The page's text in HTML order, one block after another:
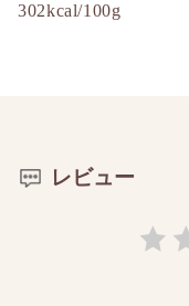
302kcal/100g
レビュー